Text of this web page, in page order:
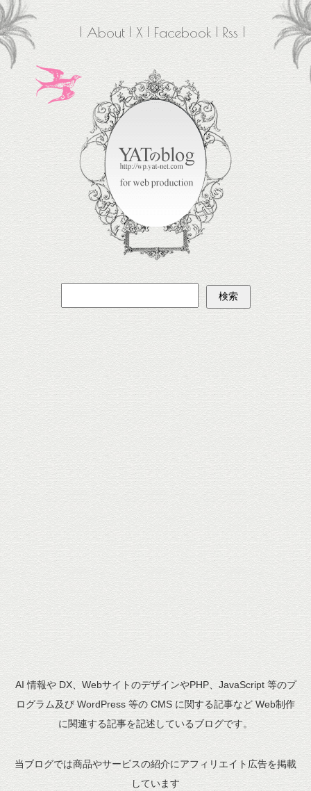
About X Facebook Rss
AI 情報や DX、WebサイトのデザインやPHP、JavaScript 等のプ
ログラム及び WordPress 等の CMS に関する記事など Web制作
に関連する記事を記述しているブログです。
当ブログでは商品やサービスの紹介にアフィリエイト広告を掲載
しています